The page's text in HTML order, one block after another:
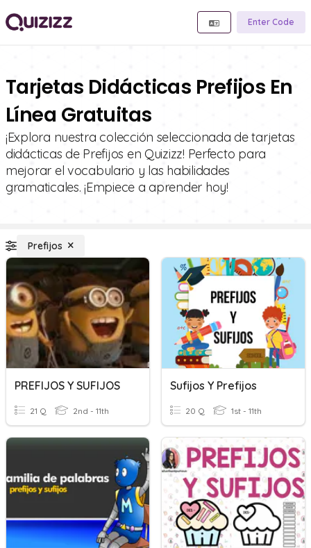
Enter Code
Tarjetas Didácticas Prefijos En
Línea Gratuitas
¡Explora nuestra colección seleccionada de tarjetas
didácticas de Prefijos en Quizizz! Perfecto para
mejorar el vocabulario y las habilidades
gramaticales. ¡Empiece a aprender hoy!
Prefijos
PREFIJOS Y SUFIJOS
21 Q 2nd - 11th
Sufijos Y Prefijos
20 Q 1st - 11th